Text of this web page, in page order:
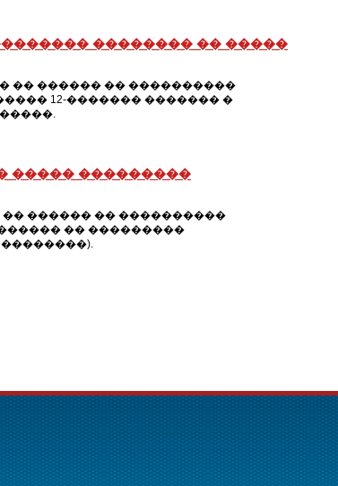
�������� �� �����
�� ������ �� ����������
12-������� ������� �
����� ���������
������ �� ����������
�� ���������